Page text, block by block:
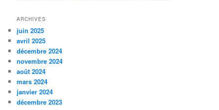
ARCHIVES
juin 2025
avril 2025
décembre 2024
novembre 2024
août 2024
mars 2024
janvier 2024
décembre 2023